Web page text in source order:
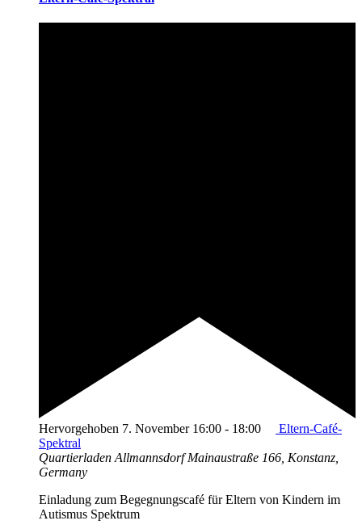
Hervorgehoben 7. November 16:00 - 18:00
Eltern-Café-
Spektral
Quartierladen AllmannsdorfMainaustraße 166, Konstanz,
Germany
Einladung zum Begegnungscafé für Eltern von Kindern im
Autismus Spektrum